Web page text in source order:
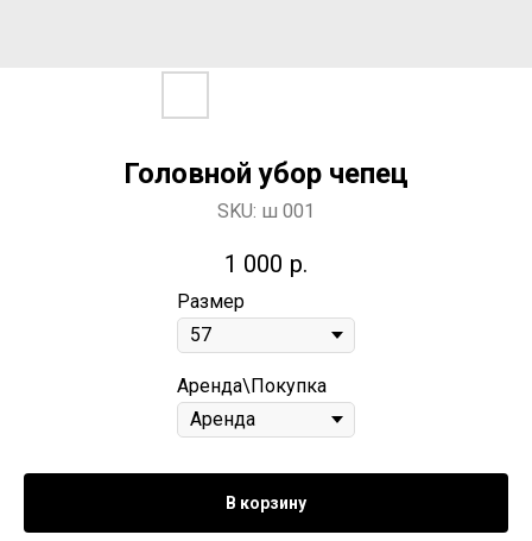
Головной убор чепец
SKU: ш 001
1 000 р.
Размер
Аренда\Покупка
В корзину